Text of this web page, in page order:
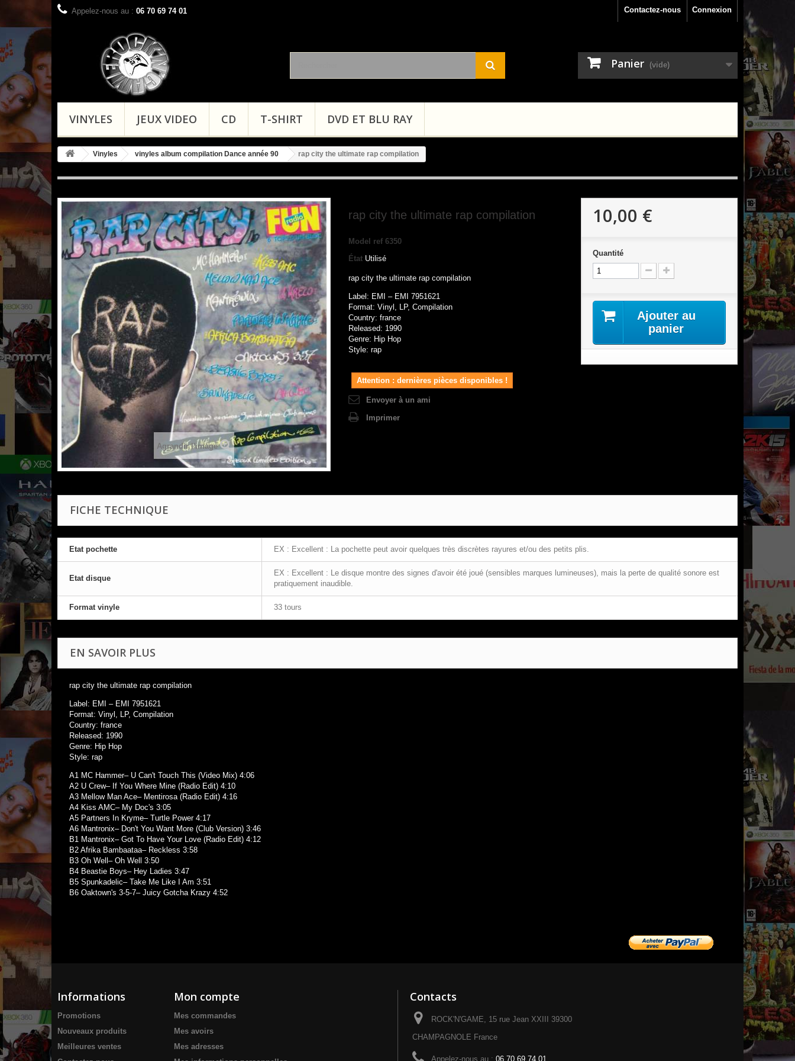
Connexion
Contactez-nous
Appelez-nous au : 06 70 69 74 01
Panier (vide)
VINYLES JEUX VIDEO CD T-SHIRT DVD ET BLU RAY
Vinyles vinyles album compilation Dance année 90 rap city the ultimate rap compilation
Agrandir l'image
rap city the ultimate rap compilation
Model ref 6350
État Utilisé
rap city the ultimate rap compilation
Label: EMI – EMI 7951621
Format: Vinyl, LP, Compilation
Country: france
Released: 1990
Genre: Hip Hop
Style: rap
Attention : dernières pièces disponibles !
Envoyer à un ami
Imprimer
10,00 €
Quantité
Ajouter au
panier
FICHE TECHNIQUE
Etat pochette EX : Excellent : La pochette peut avoir quelques très discrètes rayures et/ou des petits plis.
Etat disque
EX : Excellent : Le disque montre des signes d'avoir été joué (sensibles marques lumineuses), mais la perte de qualité sonore est
pratiquement inaudible.
Format vinyle 33 tours
EN SAVOIR PLUS
rap city the ultimate rap compilation
Label: EMI – EMI 7951621
Format: Vinyl, LP, Compilation
Country: france
Released: 1990
Genre: Hip Hop
Style: rap
A1 MC Hammer– U Can't Touch This (Video Mix) 4:06
A2 U Crew– If You Where Mine (Radio Edit) 4:10
A3 Mellow Man Ace– Mentirosa (Radio Edit) 4:16
A4 Kiss AMC– My Doc's 3:05
A5 Partners In Kryme– Turtle Power 4:17
A6 Mantronix– Don't You Want More (Club Version) 3:46
B1 Mantronix– Got To Have Your Love (Radio Edit) 4:12
B2 Afrika Bambaataa– Reckless 3:58
B3 Oh Well– Oh Well 3:50
B4 Beastie Boys– Hey Ladies 3:47
B5 Spunkadelic– Take Me Like I Am 3:51
B6 Oaktown's 3-5-7– Juicy Gotcha Krazy 4:52
Informations
Promotions
Nouveaux produits
Meilleures ventes
Mon compte
Mes commandes
Mes avoirs
Mes adresses
Contacts
ROCK'N'GAME, 15 rue Jean XXIII 39300
CHAMPAGNOLE France
Appelez-nous au : 06 70 69 74 01